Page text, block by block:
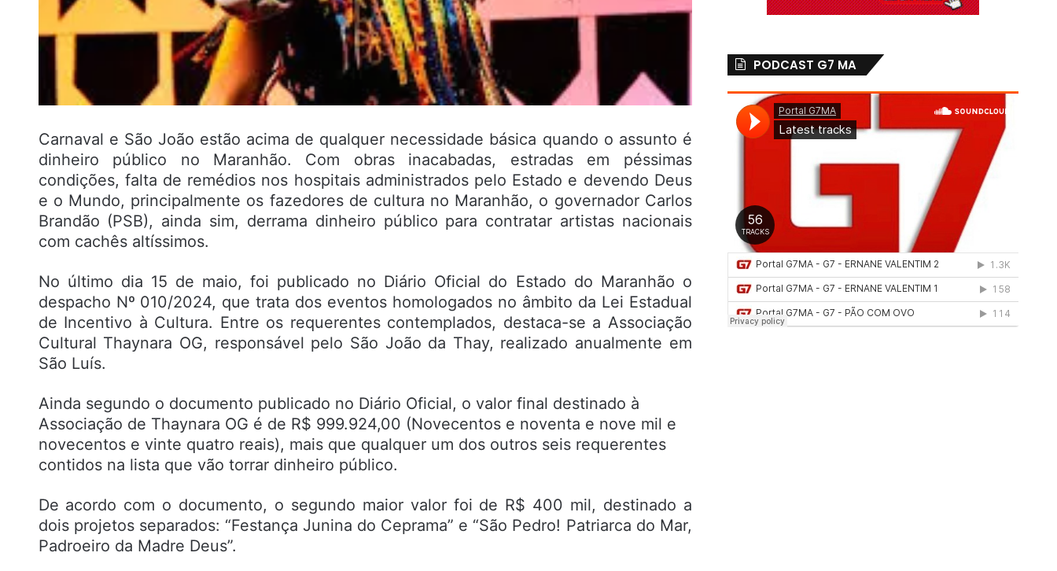
Carnaval e São João estão acima de qualquer necessidade básica quando o assunto é
dinheiro público no Maranhão. Com obras inacabadas, estradas em péssimas
condições, falta de remédios nos hospitais administrados pelo Estado e devendo Deus
e o Mundo, principalmente os fazedores de cultura no Maranhão, o governador Carlos
Brandão (PSB), ainda sim, derrama dinheiro público para contratar artistas nacionais
com cachês altíssimos.
No último dia 15 de maio, foi publicado no Diário Oficial do Estado do Maranhão o
despacho Nº 010/2024, que trata dos eventos homologados no âmbito da Lei Estadual
de Incentivo à Cultura. Entre os requerentes contemplados, destaca-se a Associação
Cultural Thaynara OG, responsável pelo São João da Thay, realizado anualmente em
São Luís.
Ainda segundo o documento publicado no Diário Oficial, o valor final destinado à
Associação de Thaynara OG é de R$ 999.924,00 (Novecentos e noventa e nove mil e
novecentos e vinte quatro reais), mais que qualquer um dos outros seis requerentes
contidos na lista que vão torrar dinheiro público.
De acordo com o documento, o segundo maior valor foi de R$ 400 mil, destinado a
dois projetos separados: “Festança Junina do Ceprama” e “São Pedro! Patriarca do Mar,
Padroeiro da Madre Deus”.
PODCAST G7 MA